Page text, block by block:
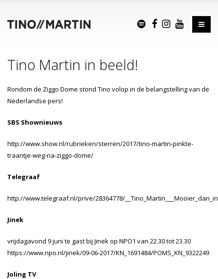
Tino Martin in beeld!
Rondom de Ziggo Dome stond Tino volop in de belangstelling van de
Nederlandse pers!
SBS Shownieuws
http://www.show.nl/rubrieken/sterren/2017/tino-martin-pinkte-
traantje-weg-na-ziggo-dome/
Telegraaf
http://www.telegraaf.nl/prive/28364778/
Jinek
vrijdagavond 9 juni te gast bij Jinek op NPO1 van 22.30 tot 23.30
https://www.npo.nl/jinek/09-06-2017/KN_1691484/POMS_KN_9322249
Joling TV